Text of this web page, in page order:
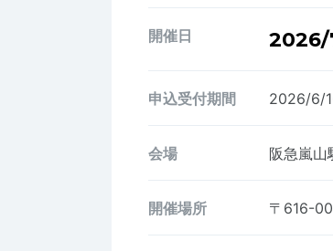
開催日
申込受付期間 2026/6/
会場 阪急嵐山
開催場所 〒616-